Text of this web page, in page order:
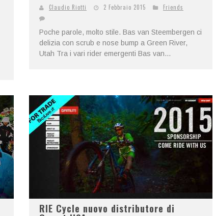
Claudio Riotti 2 Febbraio 2015 Friends
Poche parole, molto stile. Bas van Steembergen ci
delizia con scrub e nose bump a Green River,
Utah Tra i vari rider emergenti Bas van...
RIE Cycle nuovo distributore di